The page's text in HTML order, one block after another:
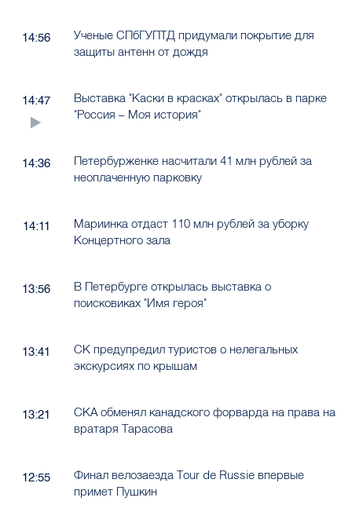
14:56
Ученые СПбГУПТД придумали покрытие для
защиты антенн от дождя
14:47
Выставка "Каски в красках" открылась в парке
"Россия – Моя история"
14:36
Петербурженке насчитали 41 млн рублей за
неоплаченную парковку
14:11
Мариинка отдаст 110 млн рублей за уборку
Концертного зала
13:56
В Петербурге открылась выставка о
поисковиках "Имя героя"
13:41
СК предупредил туристов о нелегальных
экскурсиях по крышам
13:21
СКА обменял канадского форварда на права на
вратаря Тарасова
12:55
Финал велозаезда Tour de Russie впервые
примет Пушкин